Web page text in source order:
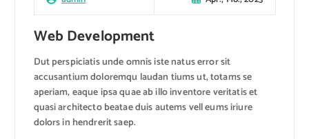
Web Development
Dut perspiciatis unde omnis iste natus error sit
accusantium doloremqu laudan tiums ut, totams se
aperiam, eaque ipsa quae ab illo inventore veritatis et
quasi architecto beatae duis autems vell eums iriure
dolors in hendrerit saep.